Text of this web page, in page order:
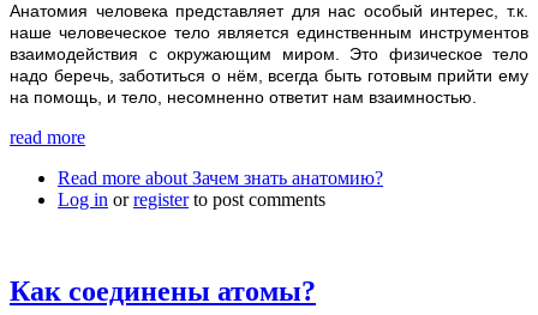
Анатомия человека представляет для нас особый интерес, т.к.
наше человеческое тело является единственным инструментов
взаимодействия с окружающим миром. Это физическое тело
надо беречь, заботиться о нём, всегда быть готовым прийти ему
на помощь, и тело, несомненно ответит нам взаимностью.
read more
Read more about Зачем знать анатомию?
Log in orregisterto post comments
Как соединены атомы?